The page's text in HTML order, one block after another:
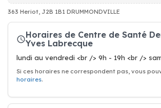
363 Heriot, J2B 1B1 DRUMMONDVILLE
Horaires de Centre de Santé
Yves Labrecque
lundi au vendredi <br /> 9h - 19h <br />
Si ces horaires ne correspondent pas, vous
horaires.